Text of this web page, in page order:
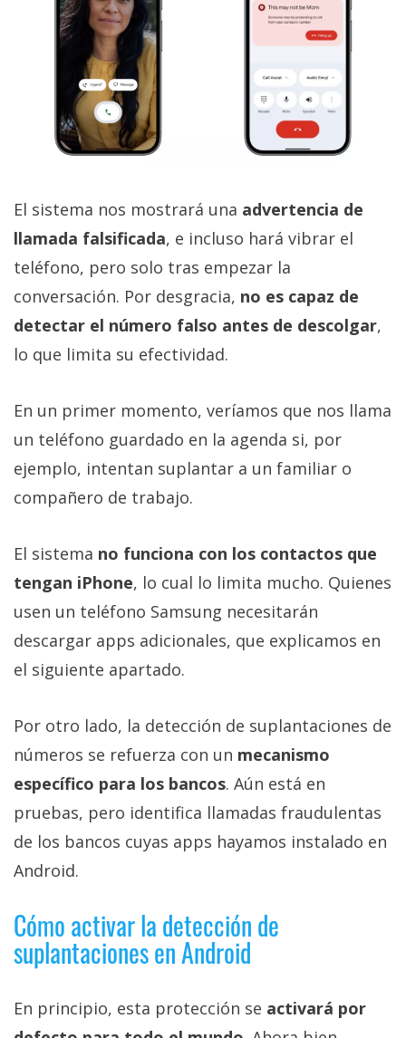
El sistema nos mostrará una advertencia de
llamada falsificada, e incluso hará vibrar el
teléfono, pero solo tras empezar la
conversación. Por desgracia, no es capaz de
detectar el número falso antes de descolgar,
lo que limita su efectividad.
En un primer momento, veríamos que nos llama
un teléfono guardado en la agenda si, por
ejemplo, intentan suplantar a un familiar o
compañero de trabajo.
El sistema no funciona con los contactos que
tengan iPhone, lo cual lo limita mucho. Quienes
usen un teléfono Samsung necesitarán
descargar apps adicionales, que explicamos en
el siguiente apartado.
Por otro lado, la detección de suplantaciones de
números se refuerza con un mecanismo
específico para los bancos. Aún está en
pruebas, pero identifica llamadas fraudulentas
de los bancos cuyas apps hayamos instalado en
Android.
Cómo activar la detección de
suplantaciones en Android
En principio, esta protección se activará por